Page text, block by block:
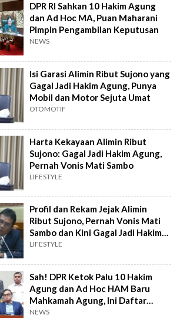
DPR RI Sahkan 10 Hakim Agung
dan Ad Hoc MA, Puan Maharani
Pimpin Pengambilan Keputusan
NEWS
Isi Garasi Alimin Ribut Sujono yang
Gagal Jadi Hakim Agung, Punya
Mobil dan Motor Sejuta Umat
OTOMOTIF
Harta Kekayaan Alimin Ribut
Sujono: Gagal Jadi Hakim Agung,
Pernah Vonis Mati Sambo
LIFESTYLE
Profil dan Rekam Jejak Alimin
Ribut Sujono, Pernah Vonis Mati
Sambo dan Kini Gagal Jadi Hakim
Agung
LIFESTYLE
Sah! DPR Ketok Palu 10 Hakim
Agung dan Ad Hoc HAM Baru
Mahkamah Agung, Ini Daftar
Namanya
NEWS